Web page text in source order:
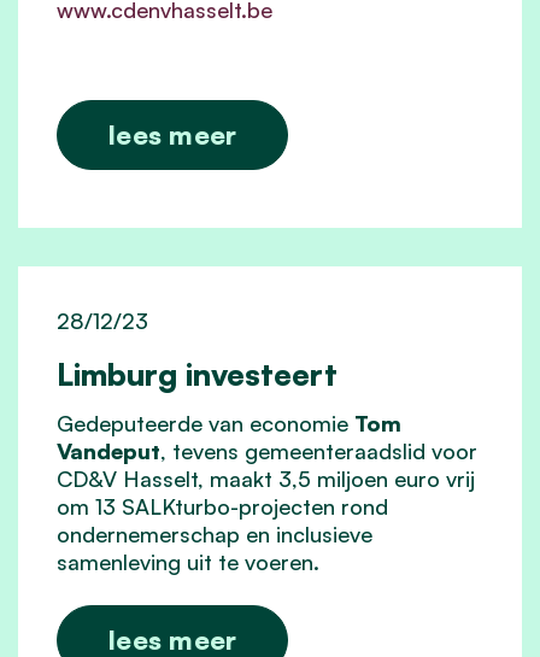
www.cdenvhasselt.be
lees meer
Limburg investeert
28/12/23
Gedeputeerde van economie Tom
Vandeput, tevens gemeenteraadslid voor
CD&V Hasselt, maakt 3,5 miljoen euro vrij
om 13 SALKturbo-projecten rond
ondernemerschap en inclusieve
samenleving uit te voeren.
lees meer